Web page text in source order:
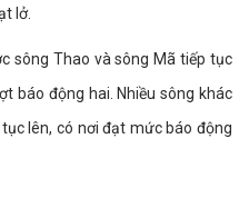
lở.
sông Thao và sông Mã tiếp tục
báo động hai. Nhiều sông khác
lên, có nơi đạt mức báo động